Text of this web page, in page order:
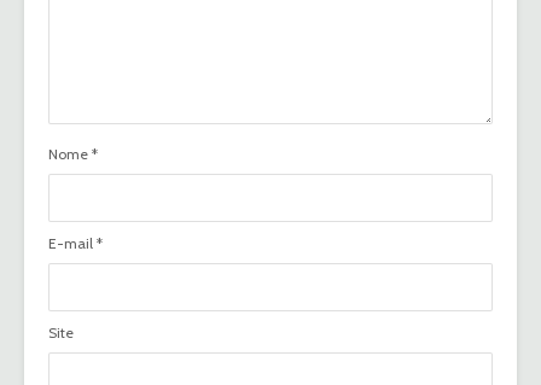
Nome *
E-mail *
Site